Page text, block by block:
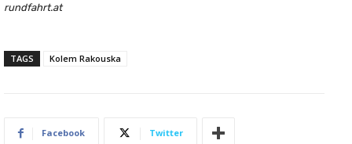
rundfahrt.at
TAGS Kolem Rakouska
Facebook Twitter